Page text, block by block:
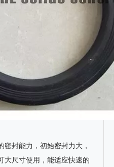
封能力，初始密封力大，
大尺寸使用，能适应快速的